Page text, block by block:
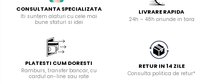
CONSULTANTA SPECIALIZATA
Iti suntem alaturi cu cele mai
bune sfaturi si idei
LIVRARE RAPIDA
24h – 48h oriunde in tara
PLATESTI CUM DORESTI
Ramburs, transfer bancar, cu
cardul on-line sau rate
RETUR IN 14 ZILE
Consulta politica de retur*